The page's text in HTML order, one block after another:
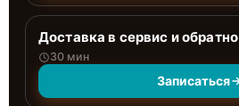
Доставка в сервис и обратно
30 мин
Записаться